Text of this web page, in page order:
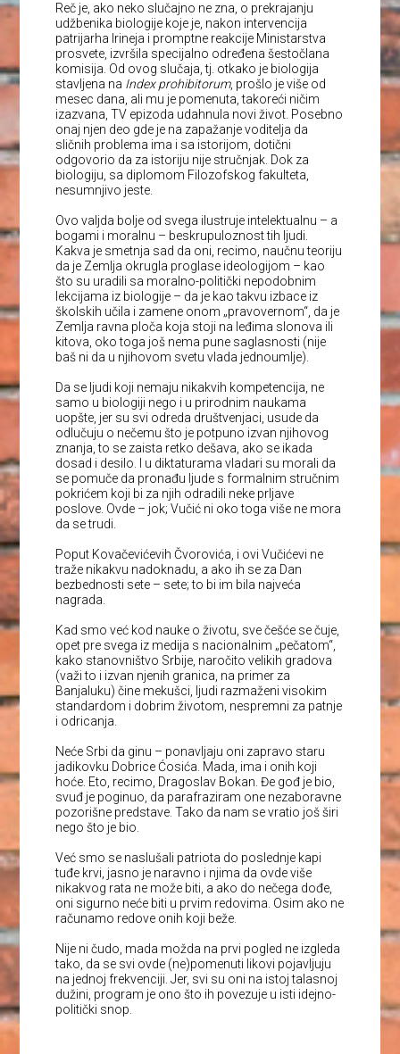
Reč je, ako neko slučajno ne zna, o prekrajanju
udžbenika biologije koje je, nakon intervencija
patrijarha Irineja i promptne reakcije Ministarstva
prosvete, izvršila specijalno određena šestočlana
komisija. Od ovog slučaja, tj. otkako je biologija
stavljena na Index prohibitorum, prošlo je više od
mesec dana, ali mu je pomenuta, takoreći ničim
izazvana, TV epizoda udahnula novi život. Posebno
onaj njen deo gde je na zapažanje voditelja da
sličnih problema ima i sa istorijom, dotični
odgovorio da za istoriju nije stručnjak. Dok za
biologiju, sa diplomom Filozofskog fakulteta,
nesumnjivo jeste.
Ovo valjda bolje od svega ilustruje intelektualnu – a
bogami i moralnu – beskrupuloznost tih ljudi.
Kakva je smetnja sad da oni, recimo, naučnu teoriju
da je Zemlja okrugla proglase ideologijom – kao
što su uradili sa moralno-politički nepodobnim
lekcijama iz biologije – da je kao takvu izbace iz
školskih učila i zamene onom „pravovernom“, da je
Zemlja ravna ploča koja stoji na leđima slonova ili
kitova, oko toga još nema pune saglasnosti (nije
baš ni da u njihovom svetu vlada jednoumlje).
Da se ljudi koji nemaju nikakvih kompetencija, ne
samo u biologiji nego i u prirodnim naukama
uopšte, jer su svi odreda društvenjaci, usude da
odlučuju o nečemu što je potpuno izvan njihovog
znanja, to se zaista retko dešava, ako se ikada
dosad i desilo. I u diktaturama vladari su morali da
se pomuče da pronađu ljude s formalnim stručnim
pokrićem koji bi za njih odradili neke prljave
poslove. Ovde – jok; Vučić ni oko toga više ne mora
da se trudi.
Poput Kovačevićevih Čvorovića, i ovi Vučićevi ne
traže nikakvu nadoknadu, a ako ih se za Dan
bezbednosti sete – sete; to bi im bila najveća
nagrada.
Kad smo već kod nauke o životu, sve češće se čuje,
opet pre svega iz medija s nacionalnim „pečatom“,
kako stanovništvo Srbije, naročito velikih gradova
(važi to i izvan njenih granica, na primer za
Banjaluku) čine mekušci, ljudi razmaženi visokim
standardom i dobrim životom, nespremni za patnje
i odricanja.
Neće Srbi da ginu – ponavljaju oni zapravo staru
jadikovku Dobrice Ćosića. Mada, ima i onih koji
hoće. Eto, recimo, Dragoslav Bokan. Đe gođ je bio,
svuđ je poginuo, da parafraziram one nezaboravne
pozorišne predstave. Tako da nam se vratio još širi
nego što je bio.
Već smo se naslušali patriota do poslednje kapi
tuđe krvi, jasno je naravno i njima da ovde više
nikakvog rata ne može biti, a ako do nečega dođe,
oni sigurno neće biti u prvim redovima. Osim ako ne
računamo redove onih koji beže.
Nije ni čudo, mada možda na prvi pogled ne izgleda
tako, da se svi ovde (ne)pomenuti likovi pojavljuju
na jednoj frekvenciji. Jer, svi su oni na istoj talasnoj
dužini, program je ono što ih povezuje u isti idejno-
politički snop.